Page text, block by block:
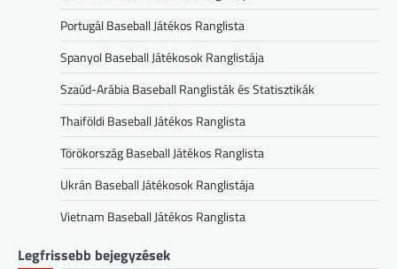
Portugál Baseball Játékos Ranglista
Spanyol Baseball Játékosok Ranglistája
Szaúd-Arábia Baseball Ranglisták és Statisztikák
Thaiföldi Baseball Játékos Ranglista
Törökország Baseball Játékos Ranglista
Ukrán Baseball Játékosok Ranglistája
Vietnam Baseball Játékos Ranglista
Legfrissebb bejegyzések